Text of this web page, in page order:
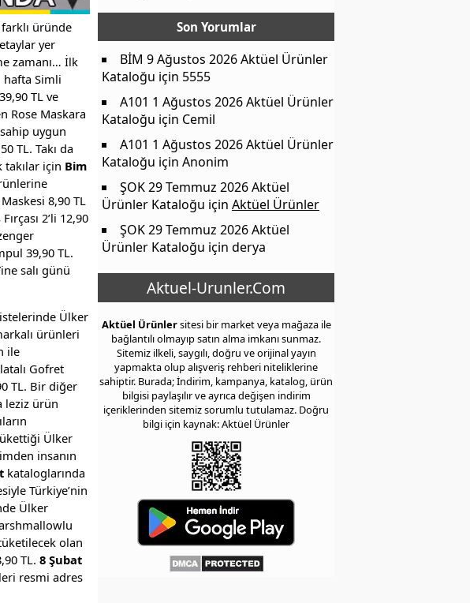
farklı üründe
yer
zamanı… İlk
hafta Simli
TL ve
Rose Maskara
uygun
TL. Takı da
takılar için Bim
8,90 TL
2’li 12,90
39,90 TL.
salı günü
Ülker
ürünleri
ile
Gofret
TL. Bir diğer
leziz ürün
Ülker
insanın
kataloglarında
Türkiye’nin
Ülker
olan
TL. 8 Şubat
resmi adres
Son Yorumlar
BİM 9 Ağustos 2026 Aktüel Ürünler
Kataloğu için 5555
A101 1 Ağustos 2026 Aktüel Ürünler
Kataloğu için Cemil
A101 1 Ağustos 2026 Aktüel Ürünler
Kataloğu için Anonim
ŞOK 29 Temmuz 2026 Aktüel
Ürünler Kataloğu için Aktüel Ürünler
ŞOK 29 Temmuz 2026 Aktüel
Ürünler Kataloğu için derya
Aktuel-Urunler.Com
Aktüel Ürünlersitesi bir market veya mağaza ile
bağlantılı olmayıp satın alma imkanı sunmaz.
Sitemiz ilkeli, saygılı, doğru ve orijinal yayın
yapmakta olup alışveriş rehberi niteliklerine
sahiptir. Burada; İndirim, kampanya, katalog, ürün
bilgisi paylaşılır ve ayrıca değişen indirim
içeriklerinden sitemiz sorumlu tutulamaz. Doğru
bilgi için kaynak: Aktüel Ürünler